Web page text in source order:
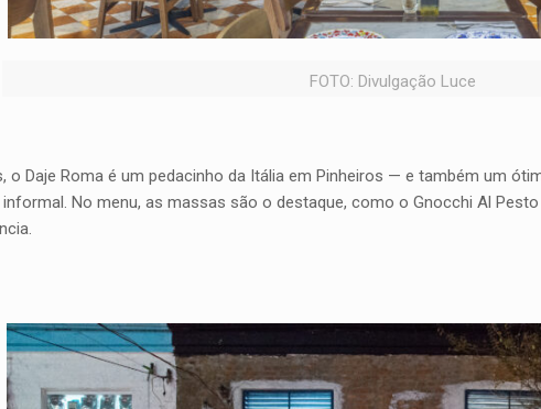
FOTO: Divulgação Luce
o Daje Roma é um pedacinho da Itália em Pinheiros — e também um
No menu, as massas são o destaque, como o Gnocchi Al